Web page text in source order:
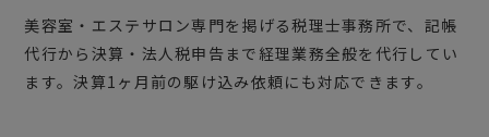
美容室・エステサロン専門を掲げる税理士事務所で、記帳
代行から決算・法人税申告まで経理業務全般を代行してい
ます。決算1ヶ月前の駆け込み依頼にも対応できます。